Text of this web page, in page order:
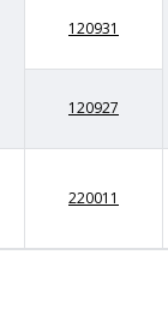
120931
120927
220011